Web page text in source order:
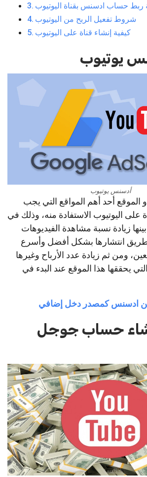
ربط حساب ادسنس بقناة اليوتيوب
شروط تفعيل الربح من اليوتيوب
كيفية إنشاء قناة على اليوتيوب
يوتيوب
أدسنس يوتيوب
الموقع أحد أهم المواقع التي يجب
اليوتيوب الاستفادة منه، وذلك في
زيادة نسبة مشاهدة الفيديوهات
طريق انتشارها بشكل أفضل وأسرع
ومن ثم زيادة عدد الأرباح وغيرها
يحققها هذا الموقع عند البدء في
من ادسنس كمصدر دخل إضافي
حساب جوجل